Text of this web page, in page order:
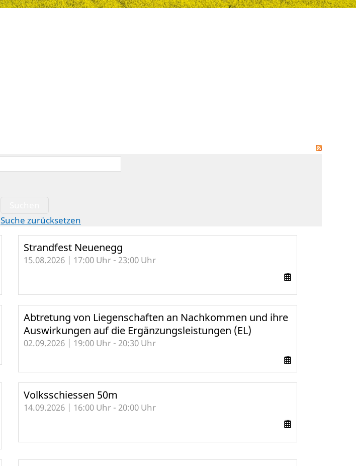
Suche zurücksetzen
Strandfest Neuenegg
15.08.2026 | 17:00 Uhr - 23:00 Uhr
Abtretung von Liegenschaften an Nachkommen und ihre
Auswirkungen auf die Ergänzungsleistungen (EL)
02.09.2026 | 19:00 Uhr - 20:30 Uhr
Volksschiessen 50m
14.09.2026 | 16:00 Uhr - 20:00 Uhr